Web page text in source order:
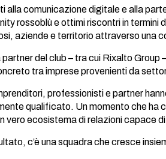
comunicazione digitale e alla
rossoblù e ottimi riscontri in
aziende e territorio attraverso una
del club – tra cui Rixalto
tra imprese provenienti da
professionisti e partner
qualificato. Un momento che
vero ecosistema di relazioni capace
c’è una squadra che cresce